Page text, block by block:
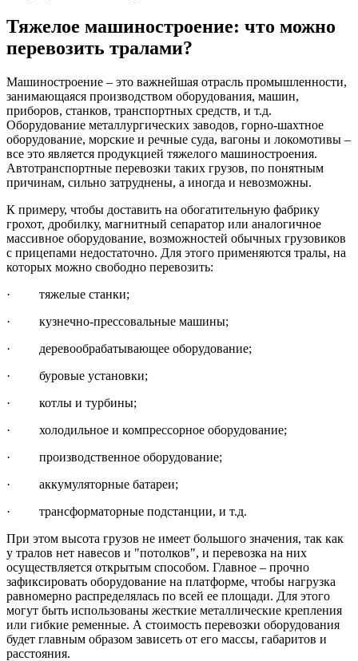
Тяжелое машиностроение: что можно
перевозить тралами?
Машиностроение – это важнейшая отрасль промышленности,
занимающаяся производством оборудования, машин,
приборов, станков, транспортных средств, и т.д.
Оборудование металлургических заводов, горно-шахтное
оборудование, морские и речные суда, вагоны и локомотивы –
все это является продукцией тяжелого машиностроения.
Автотранспортные перевозки таких грузов, по понятным
причинам, сильно затруднены, а иногда и невозможны.
К примеру, чтобы доставить на обогатительную фабрику
грохот, дробилку, магнитный сепаратор или аналогичное
массивное оборудование, возможностей обычных грузовиков
с прицепами недостаточно. Для этого применяются тралы, на
которых можно свободно перевозить:
· тяжелые станки;
· кузнечно-прессовальные машины;
· деревообрабатывающее оборудование;
· буровые установки;
· котлы и турбины;
· холодильное и компрессорное оборудование;
· производственное оборудование;
· аккумуляторные батареи;
· трансформаторные подстанции, и т.д.
При этом высота грузов не имеет большого значения, так как
у тралов нет навесов и "потолков", и перевозка на них
осуществляется открытым способом. Главное – прочно
зафиксировать оборудование на платформе, чтобы нагрузка
равномерно распределялась по всей ее площади. Для этого
могут быть использованы жесткие металлические крепления
или гибкие ременные. А стоимость перевозки оборудования
будет главным образом зависеть от его массы, габаритов и
расстояния.